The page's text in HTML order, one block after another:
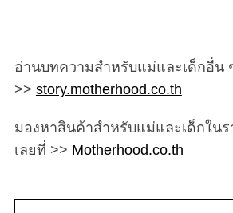
อ่านบทความสำหรับแม่และเด็กอื่น
>> story.motherhood.co.th
มองหาสินค้าสำหรับแม่และเด็กใน
เลยที่ >> Motherhood.co.th